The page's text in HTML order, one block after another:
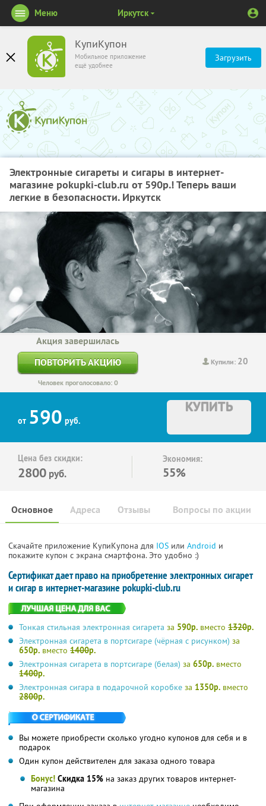
КупиКупон
Мобильное приложение
ещё удобнее
Загрузить
Меню Иркутск
Электронные сигареты и сигары в интернет-
магазине pokupki-club.ru от 590р.! Теперь ваши
легкие в безопасности. Иркутск
Купили: 20
Акция завершилась
ПОВТОРИТЬ АКЦИЮ
Человек проголосовало: 0
от 590 руб.
КУПИТЬ
Цена без скидки:
2800 руб.
Экономия:
55%
Основное Отзывы Вопросы по акции
Адреса
Скачайте приложение КупиКупона для IOS или Android и
покажите купон с экрана смартфона. Это удобно :)
Сертификат дает право на приобретение электронных сигарет
и сигар в интернет-магазине pokupki-club.ru
Тонкая стильная электронная сигарета за 590р. вместо 1320р.
Электронная сигарета в портсигаре (чёрная с рисунком) за
650р. вместо 1400р.
Электронная сигарета в портсигаре (белая) за 650р. вместо
1400р.
Электронная сигара в подарочной коробке за 1350р. вместо
2800р.
Вы можете приобрести сколько угодно купонов для себя и в
подарок
Один купон действителен для заказа одного товара
Бонус! Скидка 15% на заказ других товаров интернет-
магазина